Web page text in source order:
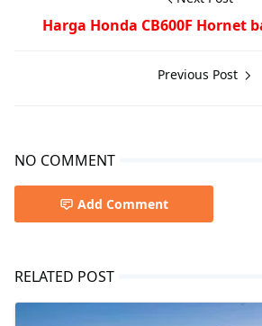
Harga Honda CB600F Hornet
Previous Post
NO COMMENT
Add Comment
RELATED POST